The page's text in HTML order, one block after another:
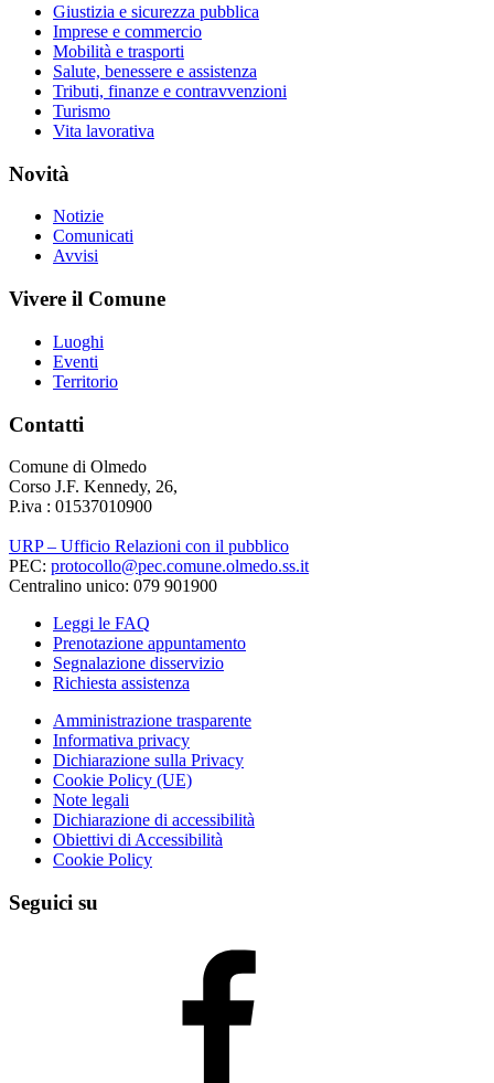
Giustizia e sicurezza pubblica
Imprese e commercio
Mobilità e trasporti
Salute, benessere e assistenza
Tributi, finanze e contravvenzioni
Turismo
Vita lavorativa
Novità
Notizie
Comunicati
Avvisi
Vivere il Comune
Luoghi
Eventi
Territorio
Contatti
Comune di Olmedo
Corso J.F. Kennedy, 26,
P.iva : 01537010900
URP – Ufficio Relazioni con il pubblico
PEC: protocollo@pec.comune.olmedo.ss.it
Centralino unico: 079 901900
Leggi le FAQ
Prenotazione appuntamento
Segnalazione disservizio
Richiesta assistenza
Amministrazione trasparente
Informativa privacy
Dichiarazione sulla Privacy
Cookie Policy (UE)
Note legali
Dichiarazione di accessibilità
Obiettivi di Accessibilità
Cookie Policy
Seguici su